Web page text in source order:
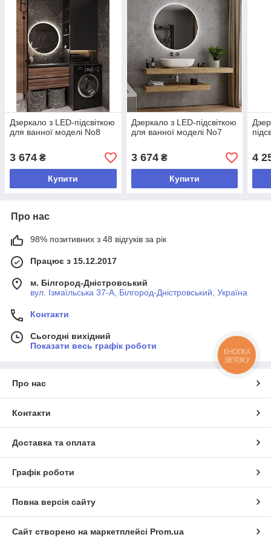
Дзеркало з LED-підсвіткою
для ванної моделі No8
3 674 ₴
Купити
Дзеркало з LED-підсвіткою
для ванної моделі No7
3 674₴
Купити
4
Про нас
98% позитивних з 48 відгуків за рік
Працює з 15.12.2017
м. Білгород-Дністровський
вул. Ізмаїльська 37-А, Білгород-Дністровський, Україна
Контакти
Сьогодні вихідний
Показати весь графік роботи
Про нас
Контакти
Доставка та оплата
Графік роботи
Повна версія сайту
Сайт створено на маркетплейсі Prom.ua
КНОПКА
ЗВ'ЯЗКУ